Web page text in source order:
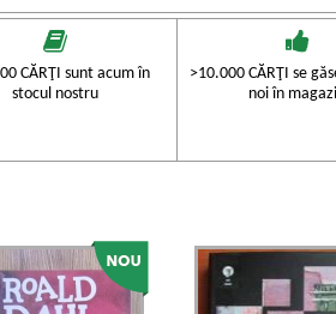
CĂRŢI sunt acum în
stocul nostru
>10.000 CĂRŢI se
noi în